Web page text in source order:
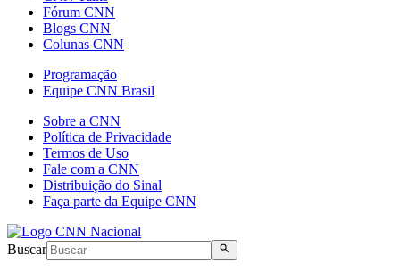
Fórum CNN
Blogs CNN
Colunas CNN
Programação
Equipe CNN Brasil
Sobre a CNN
Política de Privacidade
Termos de Uso
Fale com a CNN
Distribuição do Sinal
Faça parte da Equipe CNN
Buscar